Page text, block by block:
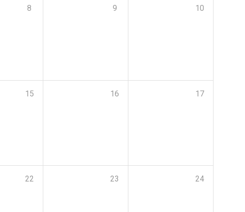
8 9 10
15 16 17
22 23 24